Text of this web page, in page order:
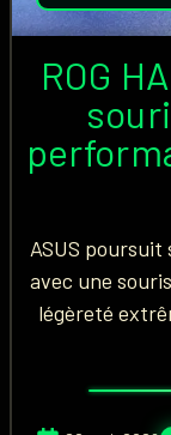
ROG
ASUS
avec une
légèreté